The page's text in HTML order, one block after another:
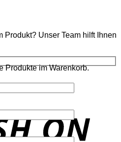
Produkte im Warenkorb.
Produkt? Unser Team hilft Ihnen